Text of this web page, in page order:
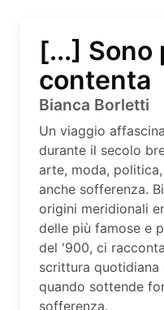
[...] Sono
contenta
Bianca Borletti
Un viaggio
durante il secolo
arte, moda,
anche sofferenza.
origini meridionali
delle più famose e
del '900, ci
scrittura quotidiana
quando sottende
sofferenza.